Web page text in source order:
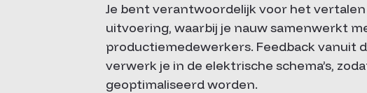
Je bent verantwoordelijk voor het
uitvoering, waarbij je nauw samenwerkt
productiemedewerkers. Feedback vanuit
verwerk je in de elektrische schema’s,
geoptimaliseerd worden.